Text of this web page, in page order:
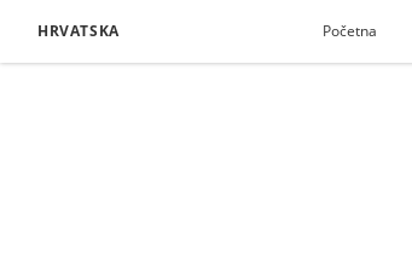
HRVATSKA Početna